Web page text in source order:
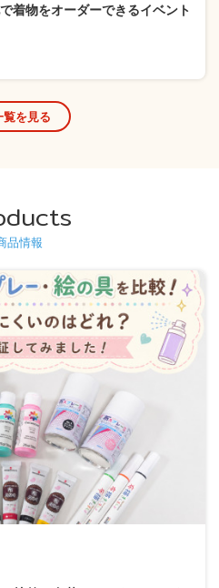
着物をオーダーできるイベント
覧を見る
品情報